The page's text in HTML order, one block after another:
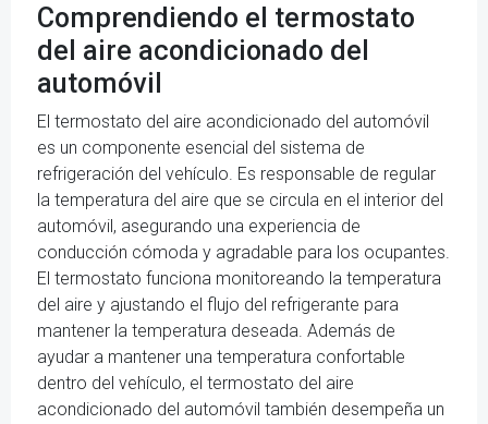
Comprendiendo el termostato
del aire acondicionado del
automóvil
El termostato del aire acondicionado del automóvil
es un componente esencial del sistema de
refrigeración del vehículo. Es responsable de regular
la temperatura del aire que se circula en el interior del
automóvil, asegurando una experiencia de
conducción cómoda y agradable para los ocupantes.
El termostato funciona monitoreando la temperatura
del aire y ajustando el flujo del refrigerante para
mantener la temperatura deseada. Además de
ayudar a mantener una temperatura confortable
dentro del vehículo, el termostato del aire
acondicionado del automóvil también desempeña un